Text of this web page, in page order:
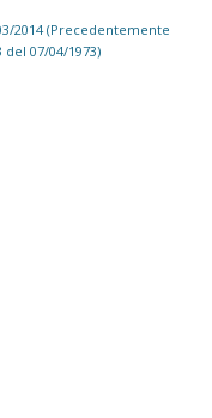
2014 (Precedentemente
07/04/1973)